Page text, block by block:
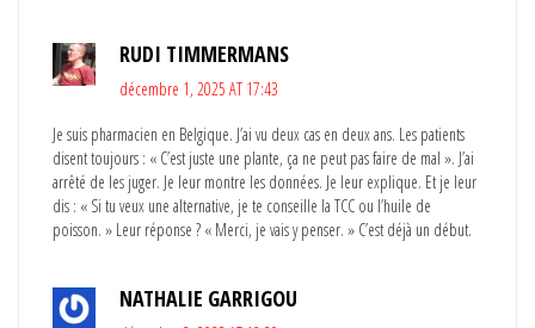
RUDI TIMMERMANS
décembre 1, 2025 AT 17:43
Je suis pharmacien en Belgique. J’ai vu deux cas en deux ans. Les patients
disent toujours : « C’est juste une plante, ça ne peut pas faire de mal ». J’ai
arrêté de les juger. Je leur montre les données. Je leur explique. Et je leur
dis : « Si tu veux une alternative, je te conseille la TCC ou l’huile de
poisson. » Leur réponse ? « Merci, je vais y penser. » C’est déjà un début.
NATHALIE GARRIGOU